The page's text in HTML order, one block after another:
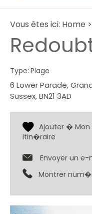
Vous êtes ici: Home >
Type: Plage
6 Lower Parade,
Sussex,BN21 3AD
Envoyer un e-
Montrer